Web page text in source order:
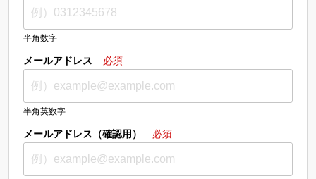
半角数字
メールアドレス 必須
半角英数字
メールアドレス（確認用） 必須